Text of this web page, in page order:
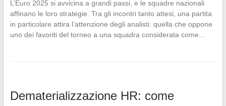
L’Euro 2025 si avvicina a grandi passi, e le squadre nazionali
affinano le loro strategie. Tra gli incontri tanto attesi, una partita
in particolare attira l’attenzione degli analisti: quella che oppone
uno dei favoriti del torneo a una squadra considerata come…
Dematerializzazione HR: come